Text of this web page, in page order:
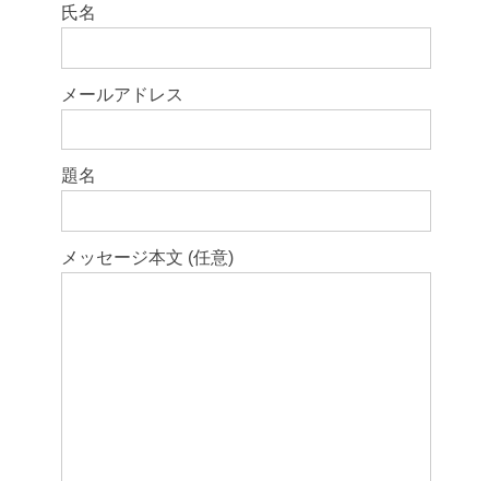
このフィールドは空のままにしてください。
氏名
メールアドレス
題名
メッセージ本文 (任意)